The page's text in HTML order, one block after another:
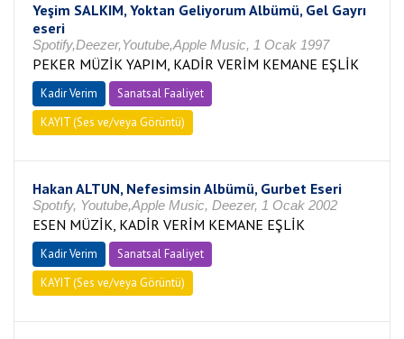
Yeşim SALKIM, Yoktan Geliyorum Albümü, Gel Gayrı
eseri
Spotify,Deezer,Youtube,Apple Music, 1 Ocak 1997
PEKER MÜZİK YAPIM, KADİR VERİM KEMANE EŞLİK
Kadir Verim
Sanatsal Faaliyet
KAYIT (Ses ve/veya Görüntü)
Hakan ALTUN, Nefesimsin Albümü, Gurbet Eseri
Spotıfy, Youtube,Apple Music, Deezer, 1 Ocak 2002
ESEN MÜZİK, KADİR VERİM KEMANE EŞLİK
Kadir Verim
Sanatsal Faaliyet
KAYIT (Ses ve/veya Görüntü)